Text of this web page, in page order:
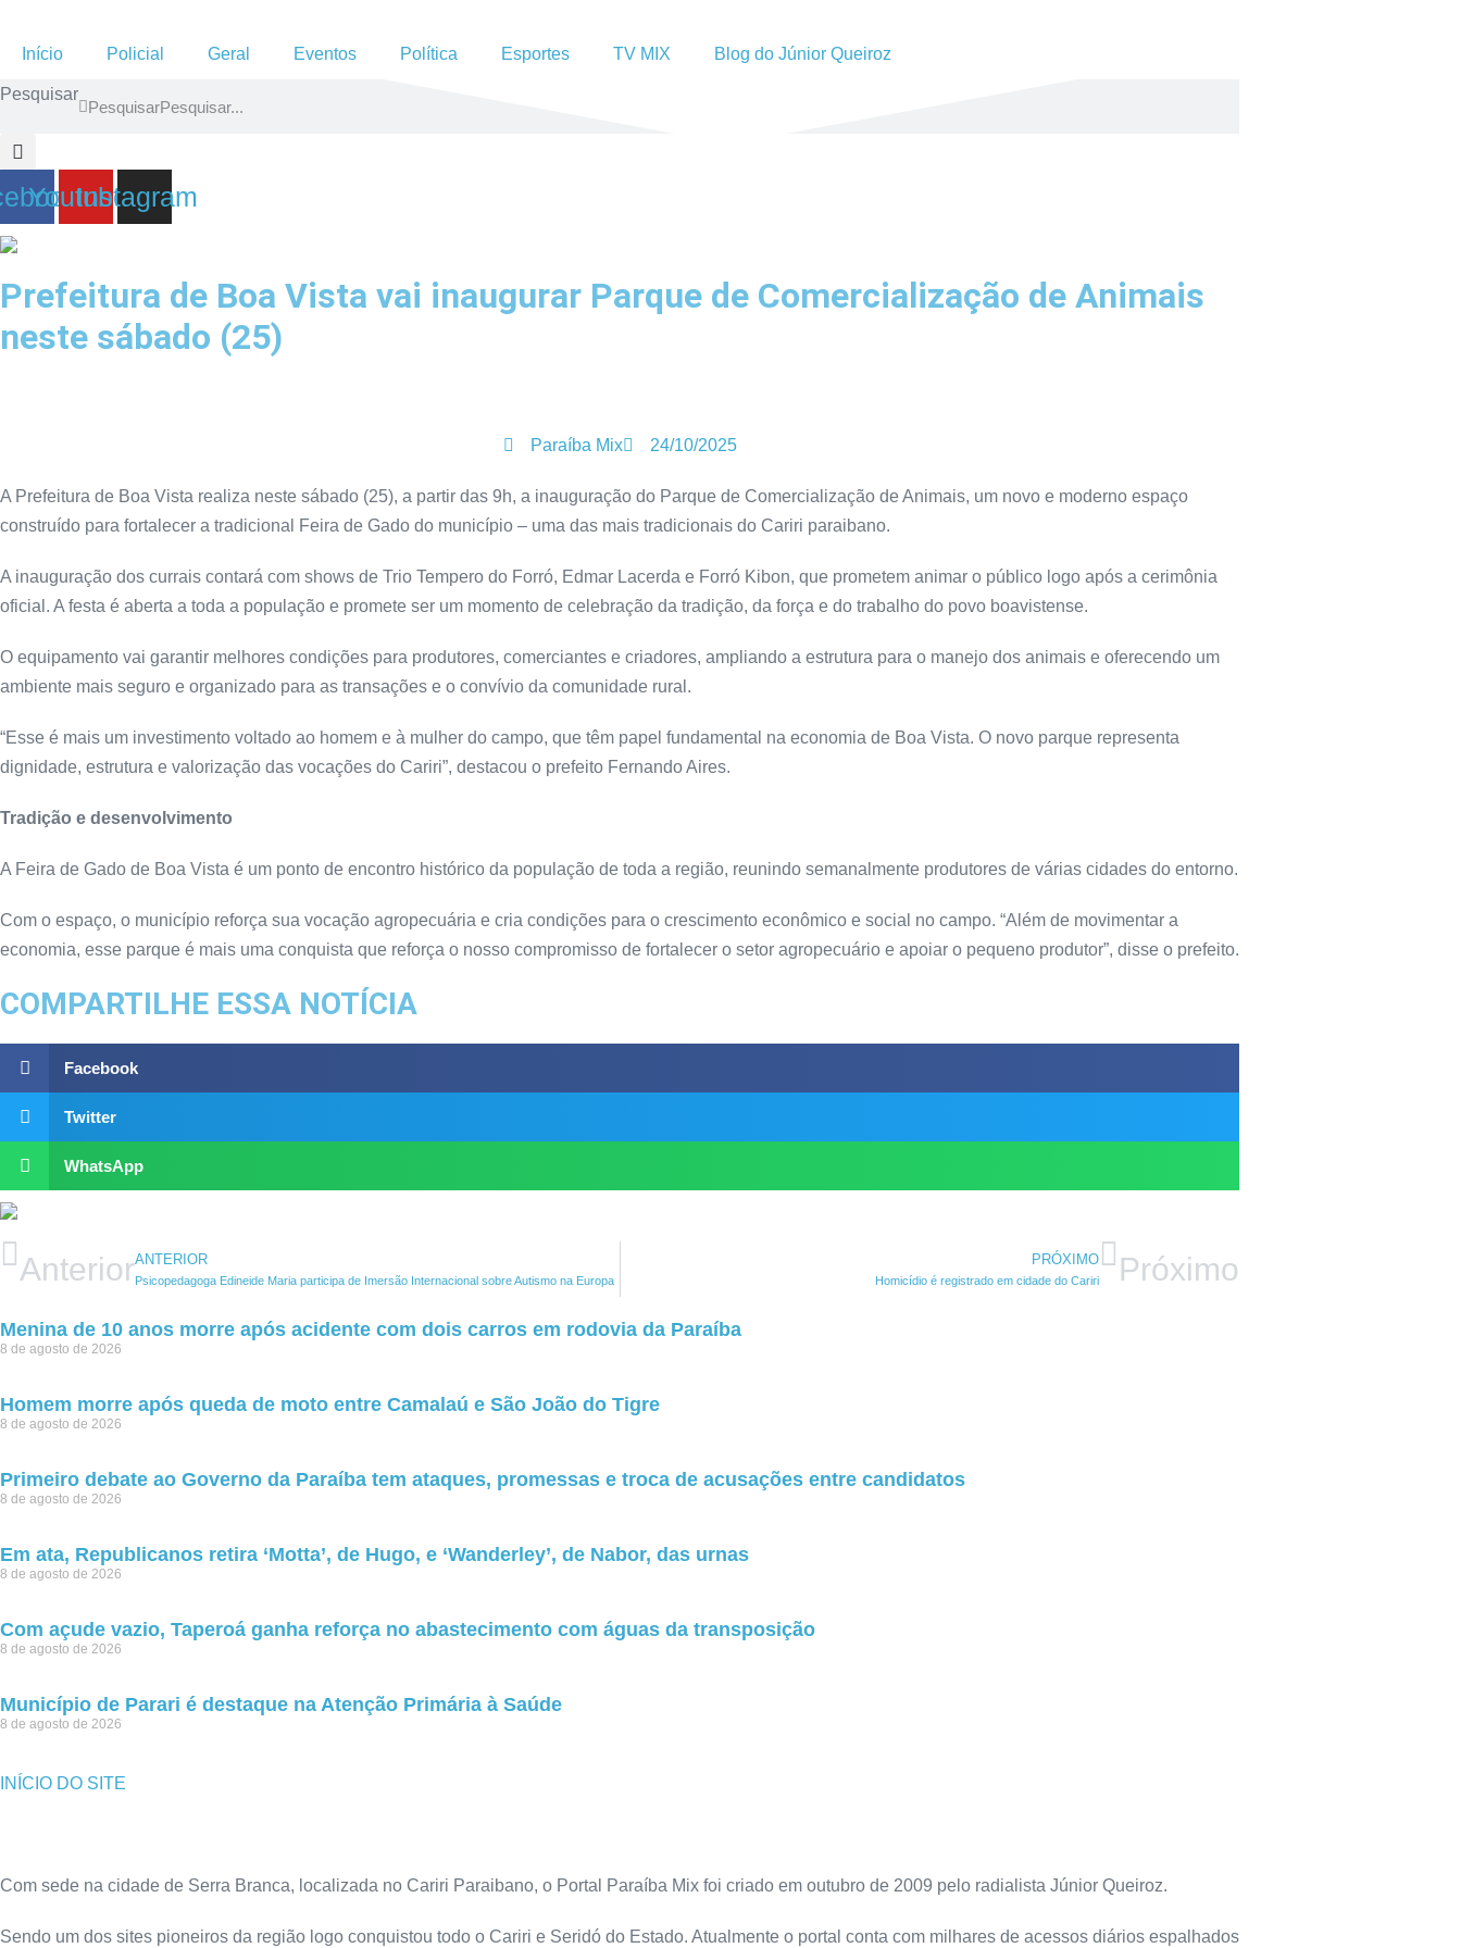
para
conteúdo
Início Policial Geral Eventos Política Esportes TV MIX Blog do Júnior Queiroz
Pesquisar
Pesquisar
YoutubeInstagram
Prefeitura de Boa Vista vai inaugurar Parque de Comercialização de Animais
neste sábado (25)
Paraíba Mix 24/10/2025
A Prefeitura de Boa Vista realiza neste sábado (25), a partir das 9h, a inauguração do Parque de Comercialização de Animais, um novo e moderno espaço
construído para fortalecer a tradicional Feira de Gado do município – uma das mais tradicionais do Cariri paraibano.
A inauguração dos currais contará com shows de Trio Tempero do Forró, Edmar Lacerda e Forró Kibon, que prometem animar o público logo após a cerimônia
oficial. A festa é aberta a toda a população e promete ser um momento de celebração da tradição, da força e do trabalho do povo boavistense.
O equipamento vai garantir melhores condições para produtores, comerciantes e criadores, ampliando a estrutura para o manejo dos animais e oferecendo um
ambiente mais seguro e organizado para as transações e o convívio da comunidade rural.
“Esse é mais um investimento voltado ao homem e à mulher do campo, que têm papel fundamental na economia de Boa Vista. O novo parque representa
dignidade, estrutura e valorização das vocações do Cariri”, destacou o prefeito Fernando Aires.
Tradição e desenvolvimento
A Feira de Gado de Boa Vista é um ponto de encontro histórico da população de toda a região, reunindo semanalmente produtores de várias cidades do entorno.
Com o espaço, o município reforça sua vocação agropecuária e cria condições para o crescimento econômico e social no campo. “Além de movimentar a
economia, esse parque é mais uma conquista que reforça o nosso compromisso de fortalecer o setor agropecuário e apoiar o pequeno produtor”, disse o prefeito.
COMPARTILHE ESSA NOTÍCIA
Facebook
Twitter
WhatsApp
AnteriorANTERIOR
Psicopedagoga Edineide Maria participa de Imersão Internacional sobre Autismo na Europa
PRÓXIMO
Homicídio é registrado em cidade do Cariri Próximo
Menina de 10 anos morre após acidente com dois carros em rodovia da Paraíba
8 de agosto de 2026
Homem morre após queda de moto entre Camalaú e São João do Tigre
8 de agosto de 2026
Primeiro debate ao Governo da Paraíba tem ataques, promessas e troca de acusações entre candidatos
8 de agosto de 2026
Em ata, Republicanos retira ‘Motta’, de Hugo, e ‘Wanderley’, de Nabor, das urnas
8 de agosto de 2026
Com açude vazio, Taperoá ganha reforça no abastecimento com águas da transposição
8 de agosto de 2026
Município de Parari é destaque na Atenção Primária à Saúde
8 de agosto de 2026
INÍCIO DO SITE
Com sede na cidade de Serra Branca, localizada no Cariri Paraibano, o Portal Paraíba Mix foi criado em outubro de 2009 pelo radialista Júnior Queiroz.
Sendo um dos sites pioneiros da região logo conquistou todo o Cariri e Seridó do Estado. Atualmente o portal conta com milhares de acessos diários espalhados